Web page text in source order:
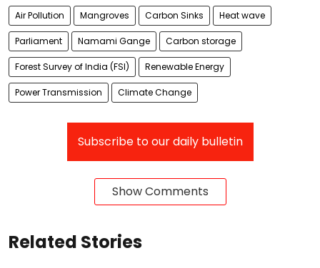
Air Pollution Mangroves Carbon Sinks Heat wave
Parliament Namami Gange Carbon storage
Forest Survey of India (FSI) Renewable Energy
Power Transmission Climate Change
Subscribe to our daily bulletin
Show Comments
Related Stories